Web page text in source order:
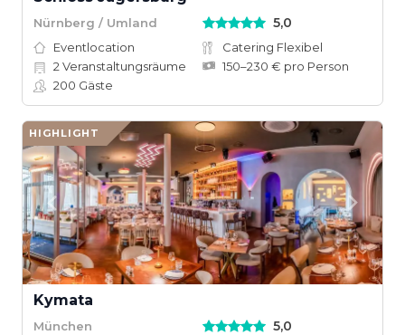
Nürnberg / Umland 5,0
Eventlocation
Catering Flexibel
2 Veranstaltungsräume
150–230 € pro Person
200 Gäste
HIGHLIGHT
Kymata
München 5,0